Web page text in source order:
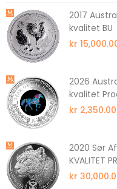
2017
kvalitet BU
kr
2026
kvalitet
kr 2,350.00
2020 Sør
KVALITET
kr